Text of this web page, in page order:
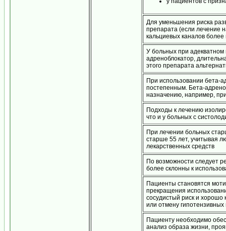
Для уменьшения риска
препарата (если лечение
кальциевых каналов
У больных при
адреноблокатор,
этого препарата
При использовании бета-
постепенным. Бета-
назначению, например,
Подходы к лечению
что и у больных с
При лечении больных
старше 55 лет, учитывая
лекарственных средств
По возможности следует
более склонны к
Пациенты становятся
прекращения
сосудистый риск и хорошо
или отмену
Пациенту необходимо
анализ образа жизни,